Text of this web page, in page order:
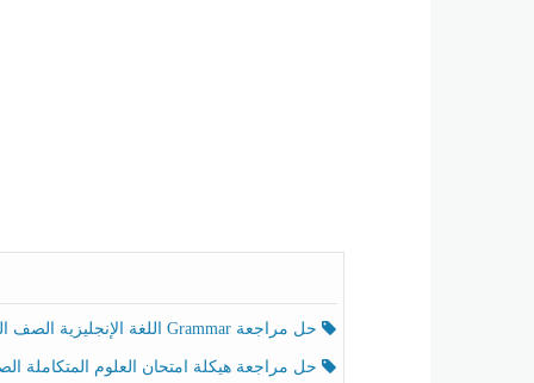
حل مراجعة Grammar اللغة الإنجليزية الصف الخامس الفصل الثالث
حل مراجعة هيكلة امتحان العلوم المتكاملة الصف الخامس انسبير الفصل